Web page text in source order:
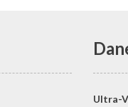
Ultra-